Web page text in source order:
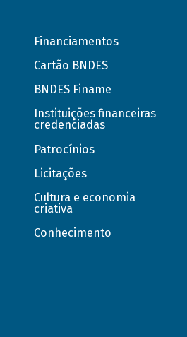
Financiamentos
Cartão BNDES
BNDES Finame
Instituições financeiras
credenciadas
Patrocínios
Licitações
Cultura e economia
criativa
Conhecimento